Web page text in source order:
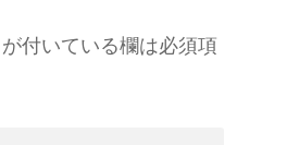
が付いている欄は必須項